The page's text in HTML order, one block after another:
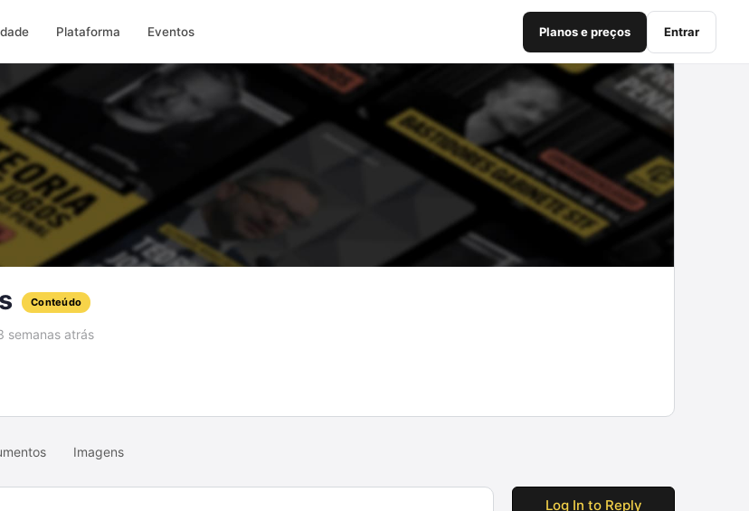
Plataforma Eventos Planos e preços Entrar
Conteúdo
semanas atrás
Imagens
Log In to Reply